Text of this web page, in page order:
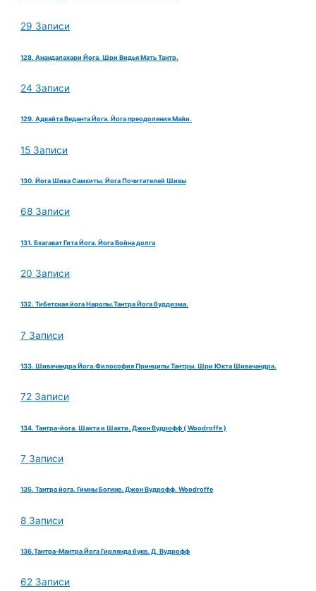
29 Записи
128. Анандалахари Йога. Шри Видья Мать Тантр.
24 Записи
129. Адвайта Веданта Йога. Йога преодоления Майи.
15 Записи
130. Йога Шива Самхиты. Йога Почитателей Шивы
68 Записи
131. Бхагават Гита Йога. Йога Война долга
20 Записи
132. Тибетская йога Наропы.Тантра Йога буддизма.
7 Записи
133. Шивачандра Йога.Философия Принципы Тантры. Шри Юкта Шивачандра.
72 Записи
134. Тантра-йога. Шакта и Шакти. Джон Вудрофф ( Woodroffe )
7 Записи
135. Тантра йога. Гимны Богине. Джон Вудрофф. Woodroffe
8 Записи
136.Тантра-Мантра Йога Гирлянда букв. Д. Вудрофф
62 Записи